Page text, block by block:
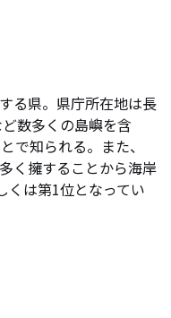
る県。県庁所在地は長
数多くの島嶼を含
で知られる。また、
く擁することから海岸
くは第1位となってい